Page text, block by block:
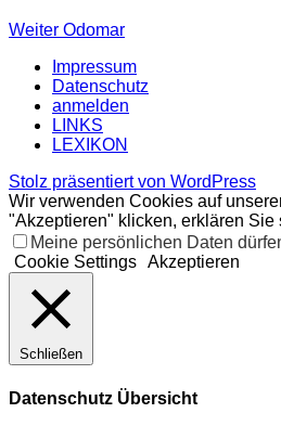
Weiter Odomar
Impressum
Datenschutz
anmelden
LINKS
LEXIKON
Stolz präsentiert von WordPress
Wir verwenden Cookies auf
"Akzeptieren" klicken, erklären
Meine persönlichen Daten
Cookie Settings Akzeptieren
Schließen
Datenschutz Übersicht